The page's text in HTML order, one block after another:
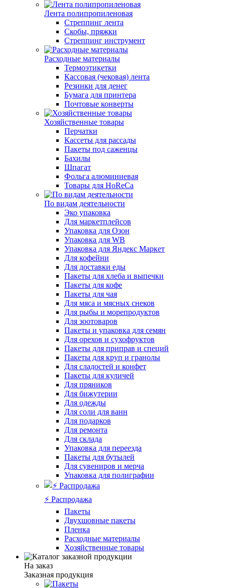
Лента полипропиленовая
Стреппинг лента
Скобы, пряжки
Стреппинг инструмент
Расходные материалы
Термоэтикетки
Кассовая (чековая) лента
Резинки для денег
Бумага для принтера
Почтовые конверты
Хозяйственные товары
Перчатки
Кассеты для рассады
Пакеты под саженцы
Бахилы
Шпагат
Фольга алюминиевая
Товары для HoReCa
По видам деятельности
Эко упаковка
Для маркетплейсов
Упаковка для Озон
Упаковка для WB
Упаковка для Яндекс Маркет
Для кофейни
Для доставки еды
Пакеты для хлеба и выпечки
Пакеты для кофе
Пакеты для чая
Для мяса и мясных снеков
Для рыбы и морепродуктов
Для зоотоваров
Пакеты и упаковка для семян
Для орехов и сухофруктов
Пакеты для приправ и специй
Пакеты для круп и гранолы
Для сладостей и конфет
Пакеты для куличей
Для пряников
Для бижутерии
Для одежды
Для соли для ванн
Для подарков
Для ремонта
Для склада
Упаковка для переезда
Пакеты для бутылей
Для сувениров и мерча
Упаковка для полиграфии
⚡️ Распродажа
Пакеты
Двухшовные пакеты
Пленка
Расходные материалы
Хозяйственные товары
На заказ
Заказная продукция